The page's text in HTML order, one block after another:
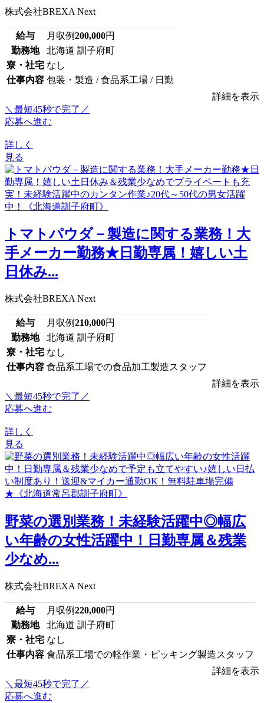
株式会社BREXA Next
給与 月収例200,000円
勤務地
北海道 訓子府町
寮・社宅 なし
仕事内容 包装・製造 / 食品系工場 / 日勤
詳細を表示
＼最短45秒で完了／
応募へ進む
詳しく
見る
トマトパウダ－製造に関する業務！大
手メーカー勤務★日勤専属！嬉しい土
日休み...
株式会社BREXA Next
給与 月収例210,000円
勤務地
北海道 訓子府町
寮・社宅 なし
仕事内容 食品系工場での食品加工製造スタッフ
詳細を表示
＼最短45秒で完了／
応募へ進む
詳しく
見る
野菜の選別業務！未経験活躍中◎幅広
い年齢の女性活躍中！日勤専属＆残業
少なめ...
株式会社BREXA Next
給与 月収例220,000円
勤務地
北海道 訓子府町
寮・社宅 なし
仕事内容 食品系工場での軽作業・ピッキング製造スタッフ
詳細を表示
＼最短45秒で完了／
応募へ進む